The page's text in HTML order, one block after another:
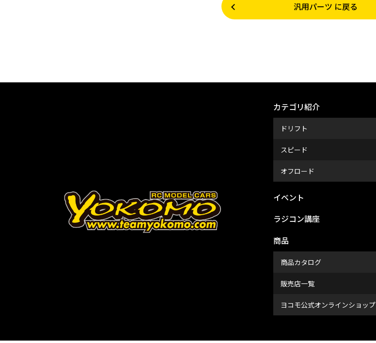
汎用パーツ に戻る
カテゴリ紹介
ドリフト
スピード
オフロード
イベント
ラジコン講座
商品
商品カタログ
販売店一覧
ヨコモ公式オンラインショップ